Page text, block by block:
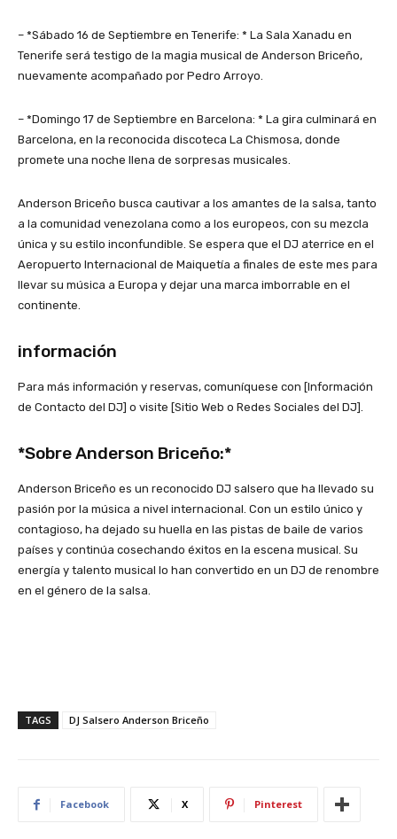
– *Sábado 16 de Septiembre en Tenerife: * La Sala Xanadu en
Tenerife será testigo de la magia musical de Anderson Briceño,
nuevamente acompañado por Pedro Arroyo.
– *Domingo 17 de Septiembre en Barcelona: * La gira culminará en
Barcelona, en la reconocida discoteca La Chismosa, donde
promete una noche llena de sorpresas musicales.
Anderson Briceño busca cautivar a los amantes de la salsa, tanto
a la comunidad venezolana como a los europeos, con su mezcla
única y su estilo inconfundible. Se espera que el DJ aterrice en el
Aeropuerto Internacional de Maiquetía a finales de este mes para
llevar su música a Europa y dejar una marca imborrable en el
continente.
información
Para más información y reservas, comuníquese con [Información
de Contacto del DJ] o visite [Sitio Web o Redes Sociales del DJ].
*Sobre Anderson Briceño:*
Anderson Briceño es un reconocido DJ salsero que ha llevado su
pasión por la música a nivel internacional. Con un estilo único y
contagioso, ha dejado su huella en las pistas de baile de varios
países y continúa cosechando éxitos en la escena musical. Su
energía y talento musical lo han convertido en un DJ de renombre
en el género de la salsa.
TAGS DJ Salsero Anderson Briceño
Facebook X Pinterest